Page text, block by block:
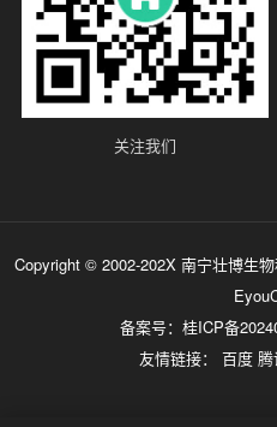
关注我们
Copyright © 2002-202X 南宁壮博生
备案号： 桂ICP备
友情链接：百度